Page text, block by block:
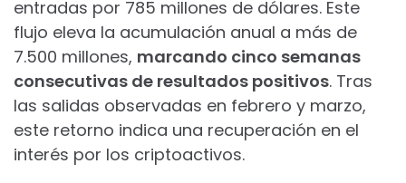
entradas por 785 millones de dólares. Este
flujo eleva la acumulación anual a más de
7.500 millones, marcando cinco semanas
consecutivas de resultados positivos. Tras
las salidas observadas en febrero y marzo,
este retorno indica una recuperación en el
interés por los criptoactivos.